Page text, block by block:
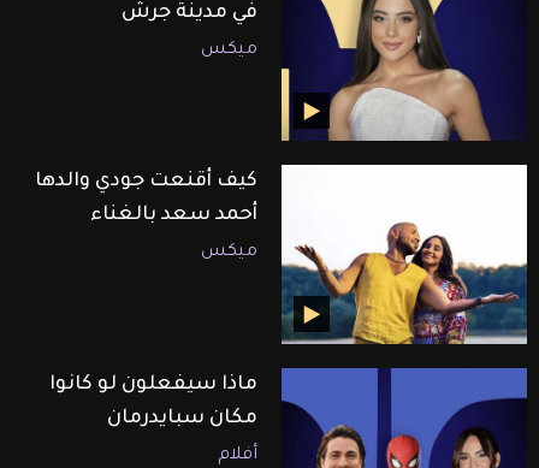
في مدينة جرش
ميكس
كيف أقنعت جودي والدها
أحمد سعد بالغناء
ميكس
ماذا سيفعلون لو كانوا
مكان سبايدرمان
أفلام